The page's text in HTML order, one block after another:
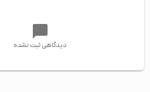
دیدگاهی ثبت نشده